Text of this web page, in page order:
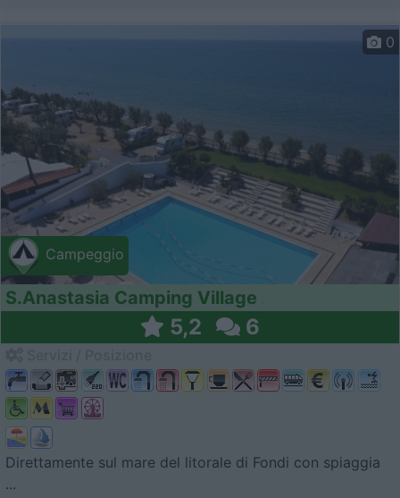
Campeggio
0
S.Anastasia Camping Village
5,2 6
Direttamente sul mare del litorale di Fondi con spiaggia
...